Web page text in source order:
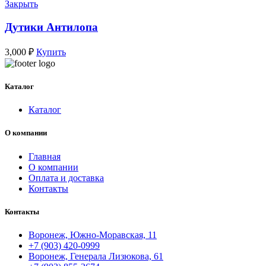
Закрыть
Дутики Антилопа
3,000 ₽ Купить
Каталог
Каталог
О компании
Главная
О компании
Оплата и доставка
Контакты
Контакты
Воронеж, Южно-Моравская, 11
+7 (903) 420-0999
Воронеж, Генерала Лизюкова, 61